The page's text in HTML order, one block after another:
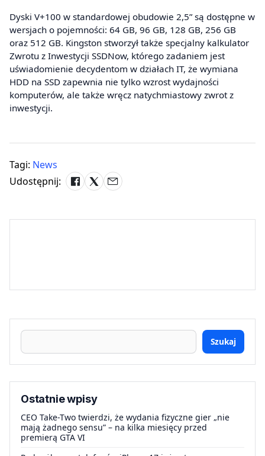
Dyski V+100 w standardowej obudowie 2,5” są dostępne w
wersjach o pojemności: 64 GB, 96 GB, 128 GB, 256 GB
oraz 512 GB. Kingston stworzył także specjalny kalkulator
Zwrotu z Inwestycji SSDNow, którego zadaniem jest
uświadomienie decydentom w działach IT, że wymiana
HDD na SSD zapewnia nie tylko wzrost wydajności
komputerów, ale także wręcz natychmiastowy zwrot z
inwestycji.
Tagi: News
Udostępnij:
Szukaj
Ostatnie wpisy
CEO Take-Two twierdzi, że wydania fizyczne gier „nie
mają żadnego sensu” – na kilka miesięcy przed
premierą GTA VI